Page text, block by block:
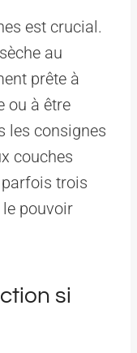
est crucial.
au
prête à
ou à être
les consignes
couches
trois
pouvoir
si